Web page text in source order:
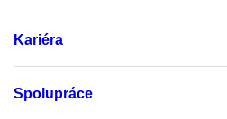
Kariéra
Spolupráce